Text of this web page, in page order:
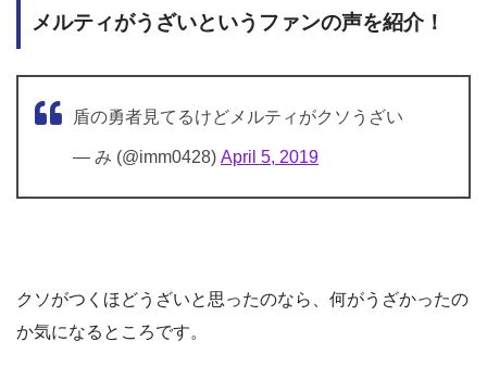
メルティがうざいというファンの声を紹介！
盾の勇者見てるけどメルティがクソうざい
— み (@imm0428) April 5, 2019
クソがつくほどうざいと思ったのなら、何がうざかったの
か気になるところです。